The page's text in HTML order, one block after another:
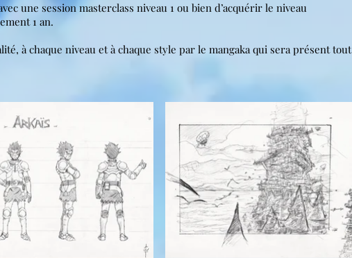
une session masterclass niveau 1 ou bien d’acquérir le niveau
1 an.
à chaque niveau et à chaque style par le mangaka qui sera présent tout